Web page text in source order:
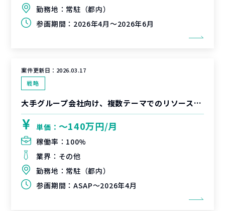
勤務地： 常駐（都内）
参画期間： 2026年4月～2026年6月
案件更新日： 2026.03.17
戦略
大手グループ会社向け、複数テーマでのリソース支援（新規事業検討、AIトランスフォーメーションの戦略策定）
単価： 〜140万円/月
稼働率： 100%
業界： その他
勤務地： 常駐（都内）
参画期間： ASAP～2026年4月